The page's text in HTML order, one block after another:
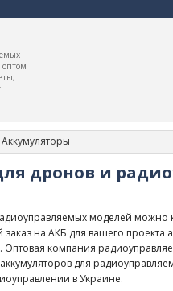
Аккумуляторы
дронов и
моделей можно
на АКБ для вашего проекта
Оптовая компания
для
в Украине.